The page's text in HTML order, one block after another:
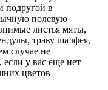
подругой в
полевую
листья мяты,
траву шалфея,
случае не
у вас еще нет
цветов —